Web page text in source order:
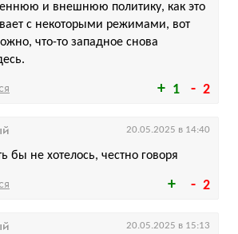
1 2
и внешнюю политику, как это
с некоторыми режимами, вот
что-то западное снова
2
бы не хотелось, честно говоря
20.05.2025 в 14:40
20.05.2025 в 15:13